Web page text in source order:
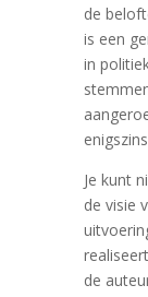
de
is een
in
Je kunt
de visie
de